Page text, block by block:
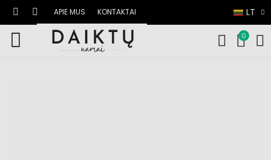
LT
APIE MUS KONTAKTAI
0